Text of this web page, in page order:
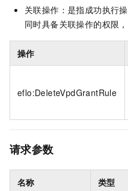
关联操作：是指成功执行
同时具备关联操作的权限，
操作
eflo:DeleteVpdGrantRule
请求参数
名称 类型